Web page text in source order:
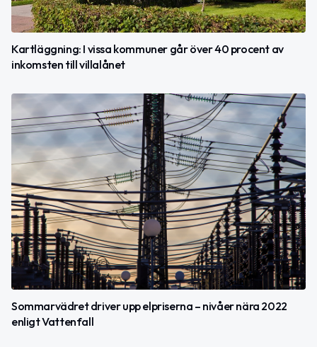
Kartläggning: I vissa kommuner går över 40 procent av
inkomsten till villalånet
Sommarvädret driver upp elpriserna – nivåer nära 2022
enligt Vattenfall